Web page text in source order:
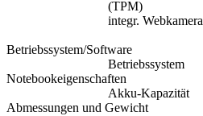
(TPM)
integr. Webkamera
Betriebssystem/Software
Betriebssystem
Notebookeigenschaften
Akku-Kapazität
Abmessungen und Gewicht